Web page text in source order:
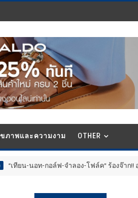
ภาพและความงาม OTHER
-กอล์ฟ-จำลอง-โฟล์ค” ร้องจ๊าก!! อุปกรณ์ม่วน